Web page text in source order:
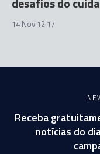
14 Nov 12:17
Receba
notícias do